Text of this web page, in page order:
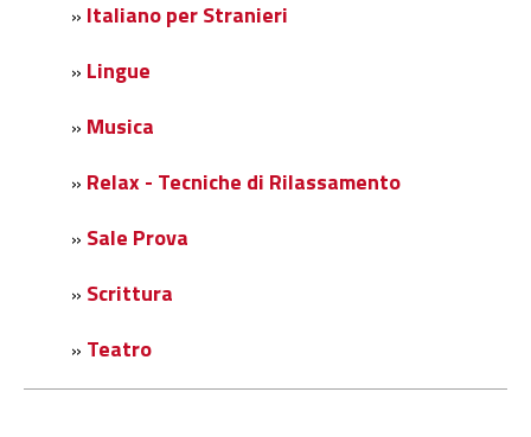
» Italiano per Stranieri
» Lingue
» Musica
» Relax - Tecniche di Rilassamento
» Sale Prova
» Scrittura
» Teatro